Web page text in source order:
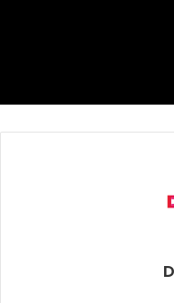
tapi karena tahun ini
terkandung dalam